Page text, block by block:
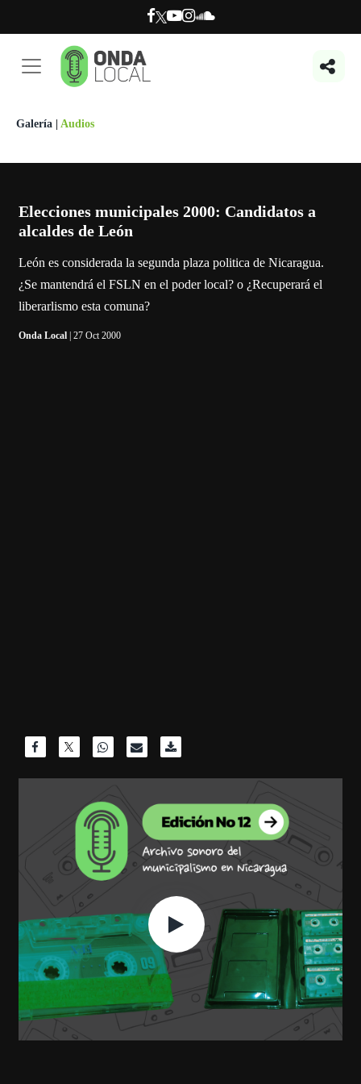
Galería Audios
Elecciones municipales 2000: Candidatos a
alcaldes de León
León es considerada la segunda plaza politica de Nicaragua.
¿Se mantendrá el FSLN en el poder local? o ¿Recuperará el
liberarlismo esta comuna?
Onda Local | 27 Oct 2000